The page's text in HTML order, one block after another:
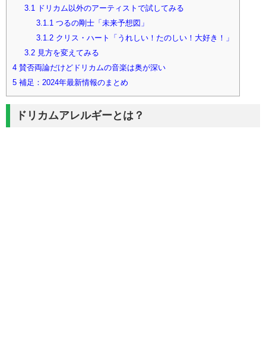
3.1ドリカム以外のアーティストで試してみる
3.1.1つるの剛士「未来予想図」
3.1.2クリス・ハート「うれしい！たのしい！大好き！」
3.2見方を変えてみる
4 賛否両論だけどドリカムの音楽は奥が深い
5 補足：2024年最新情報のまとめ
ドリカムアレルギーとは？